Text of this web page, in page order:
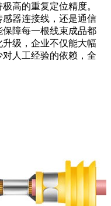
高的重复定位精度。
器连接线，还是通信
障每一根线束成品都
级，企业不仅能大幅
人工经验的依赖，全